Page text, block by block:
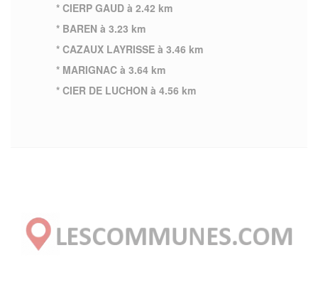
* CIERP GAUD à 2.42 km
* BAREN à 3.23 km
* CAZAUX LAYRISSE à 3.46 km
* MARIGNAC à 3.64 km
* CIER DE LUCHON à 4.56 km